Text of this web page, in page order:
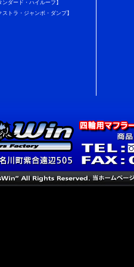
ンダード・ハイルーフ】
ストラ・ジャンボ・ダンプ】